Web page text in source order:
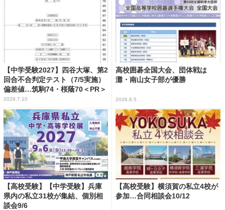
【中学受験2027】四谷大塚、第2
回合不合判定テスト（7/5実施）
偏差値…筑駒74・桜蔭70＜PR＞
2026.7.10
高校囲碁全国大会、団体戦は
灘・南山女子部が優勝
2026.8.5
【高校受験】【中学受験】兵庫
県内の私立31校が集結、個別相
談会9/6
【高校受験】横須賀の私立4校が
参加…合同相談会10/12